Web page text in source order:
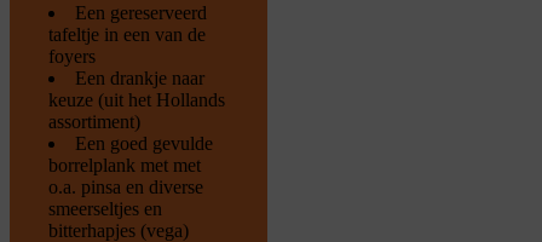
Een gereserveerd
tafeltje in een van de
foyers
Een drankje naar
keuze (uit het Hollands
assortiment)
Een goed gevulde
borrelplank met met
o.a. pinsa en diverse
smeerseltjes en
bitterhapjes (vega)